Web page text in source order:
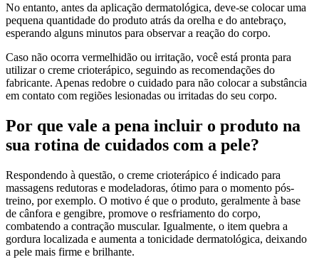
No entanto, antes da aplicação dermatológica, deve-se colocar uma
pequena quantidade do produto atrás da orelha e do antebraço,
esperando alguns minutos para observar a reação do corpo.
Caso não ocorra vermelhidão ou irritação, você está pronta para
utilizar o creme crioterápico, seguindo as recomendações do
fabricante. Apenas redobre o cuidado para não colocar a substância
em contato com regiões lesionadas ou irritadas do seu corpo.
Por que vale a pena incluir o produto na
sua rotina de cuidados com a pele?
Respondendo à questão, o creme crioterápico é indicado para
massagens redutoras e modeladoras, ótimo para o momento pós-
treino, por exemplo. O motivo é que o produto, geralmente à base
de cânfora e gengibre, promove o resfriamento do corpo,
combatendo a contração muscular. Igualmente, o item quebra a
gordura localizada e aumenta a tonicidade dermatológica, deixando
a pele mais firme e brilhante.